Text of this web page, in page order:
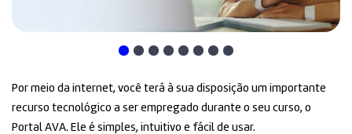
Por meio da internet, você terá à sua disposição um importante
recurso tecnológico a ser empregado durante o seu curso, o
Portal AVA. Ele é simples, intuitivo e fácil de usar.